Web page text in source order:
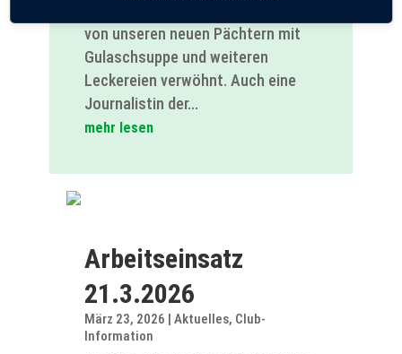
von unseren neuen Pächtern mit
Gulaschsuppe und weiteren
Leckereien verwöhnt. Auch eine
Journalistin der...
mehr lesen
Arbeitseinsatz
21.3.2026
März 23, 2026 | Aktuelles, Club-
Information